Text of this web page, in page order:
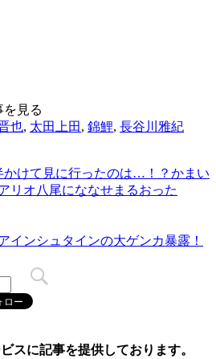
を見る
也, 太田上田 , 錦鯉, 長谷川雅紀
かけて見に行ったのは…！？かまい
リオ八尾にななせまるおった
インシュタインの大ゲンカ暴露！
スに記事を提供しております。